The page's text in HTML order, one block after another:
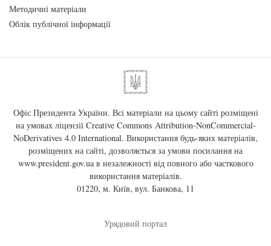
Методичні матеріали
Облік публічної інформації
Офіс Президента України. Всі матеріали на цьому сайті розміщені
на умовах ліцензії Creative Commons Attribution-NonCommercial-
NoDerivatives 4.0 International. Використання будь-яких матеріалів,
розміщених на сайті, дозволяється за умови посилання на
www.president.gov.uaв незалежності від повного або часткового
використання матеріалів.
01220, м. Київ, вул. Банкова, 11
Урядовий портал